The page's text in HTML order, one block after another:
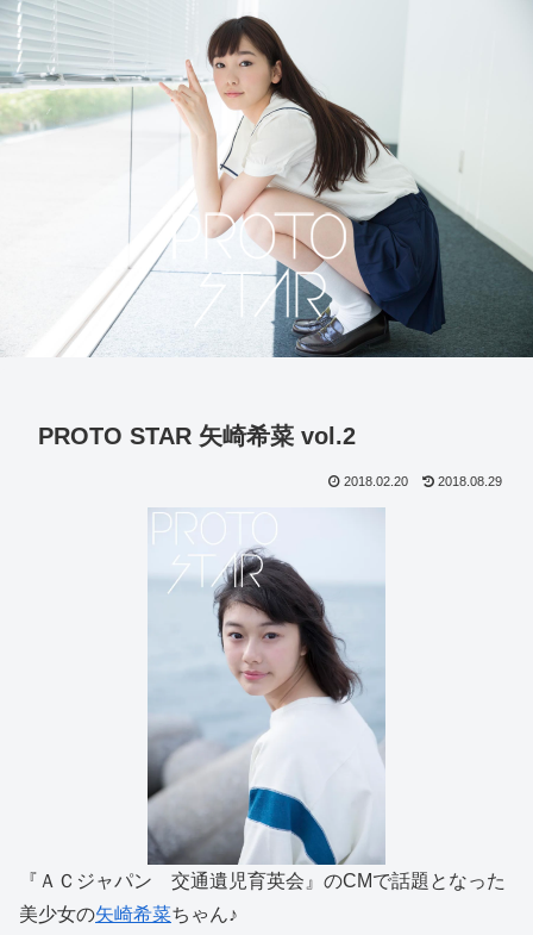
PROTO STAR 矢崎希菜 vol.2
2018.02.20 2018.08.29
『ＡＣジャパン 交通遺児育英会』のCMで話題となった
美少女の矢崎希菜ちゃん♪